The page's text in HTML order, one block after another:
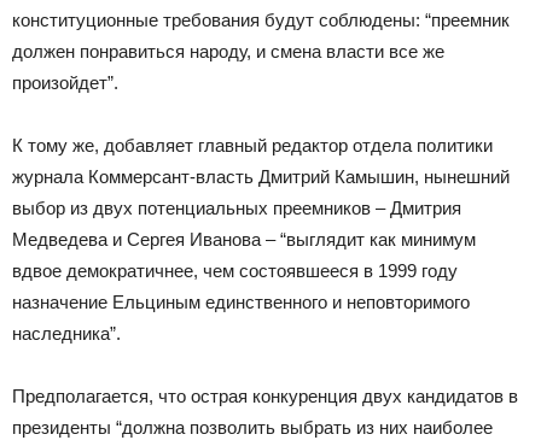
конституционные требования будут соблюдены: “преемник
должен понравиться народу, и смена власти все же
произойдет”.
К тому же, добавляет главный редактор отдела политики
журнала Коммерсант-власть Дмитрий Камышин, нынешний
выбор из двух потенциальных преемников – Дмитрия
Медведева и Сергея Иванова – “выглядит как минимум
вдвое демократичнее, чем состоявшееся в 1999 году
назначение Ельциным единственного и неповторимого
наследника”.
Предполагается, что острая конкуренция двух кандидатов в
президенты “должна позволить выбрать из них наиболее